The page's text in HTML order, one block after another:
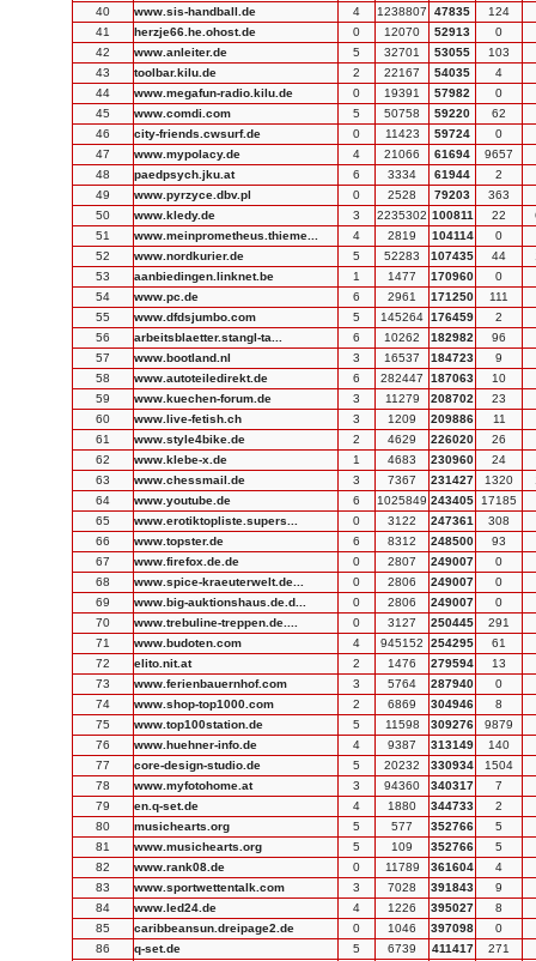
40
www.sis-handball.de 4 1238807 47835
124
41
herzje66.he.ohost.de 0 12070 52913
0
42
www.anleiter.de 5 32701 53055
103
43
toolbar.kilu.de 2 22167 54035
4
44
www.megafun-radio.kilu.de 0 19391 57982
0
45
www.comdi.com 5 50758 59220
62
46
city-friends.cwsurf.de 0 11423 59724
0
47
www.mypolacy.de 4 21066 61694
9657
48
paedpsych.jku.at 6 3334 61944
2
49
www.pyrzyce.dbv.pl 0 2528 79203
363
50
www.kledy.de 3 2235302 100811 22
51
www.meinprometheus.thieme... 4 2819 104114
0
52
www.nordkurier.de 5 52283 107435 44
53
aanbiedingen.linknet.be 1 1477 170960
0
54
www.pc.de 6 2961 171250
111
55
www.dfdsjumbo.com 5 145264 176459
2
56
arbeitsblaetter.stangl-ta... 6 10262 182982
96
57
www.bootland.nl 3 16537 184723
9
58
www.autoteiledirekt.de 6 282447 187063
10
59
www.kuechen-forum.de 3 11279 208702
23
60
www.live-fetish.ch 3 1209 209886
11
61
www.style4bike.de 2 4629 226020
26
62
www.klebe-x.de 1 4683 230960
24
63
www.chessmail.de 3 7367 231427 1320
64
www.youtube.de 6 1025849 243405
17185
65
www.erotiktopliste.supers... 0 3122 247361
308
66
www.topster.de 6 8312 248500
93
67
www.firefox.de.de 0 2807 249007
0
68
www.spice-kraeuterwelt.de... 0 2806 249007
0
69
www.big-auktionshaus.de.d... 0 2806 249007
0
70
www.trebuline-treppen.de.... 0 3127 250445
291
71
www.budoten.com 4 945152 254295
61
72
elito.nit.at 2 1476 279594
13
73
www.ferienbauernhof.com 3 5764 287940
0
74
www.shop-top1000.com 2 6869 304946
8
75
www.top100station.de 5 11598 309276
9879
76
www.huehner-info.de 4 9387 313149
140
77
core-design-studio.de 5 20232 330934
1504
78
www.myfotohome.at 3 94360 340317
7
79
en.q-set.de 4 1880 344733
2
80
musichearts.org 5 577 352766
5
81
www.musichearts.org 5 109 352766
5
82
www.rank08.de 0 11789 361604
4
83
www.sportwettentalk.com 3 7028 391843
9
84
www.led24.de 4 1226 395027
8
85
caribbeansun.dreipage2.de 0 1046 397098
0
86
q-set.de 5 6739 411417
271